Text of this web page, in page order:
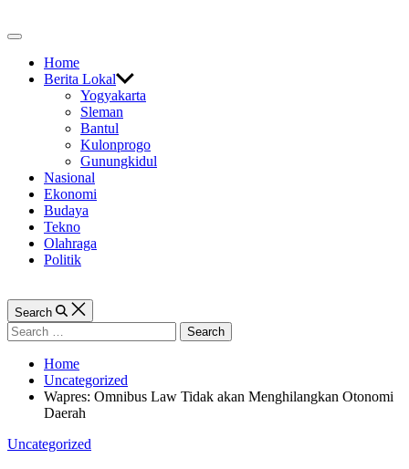
to
Off
CanvasHome
Berita Lokal
Yogyakarta
Sleman
Bantul
Kulonprogo
Gunungkidul
Nasional
Ekonomi
Budaya
Tekno
Olahraga
Politik
Search
Search
for:
Home
Uncategorized
Wapres: Omnibus Law Tidak akan Menghilangkan Otonomi
Daerah
Categories
Uncategorized